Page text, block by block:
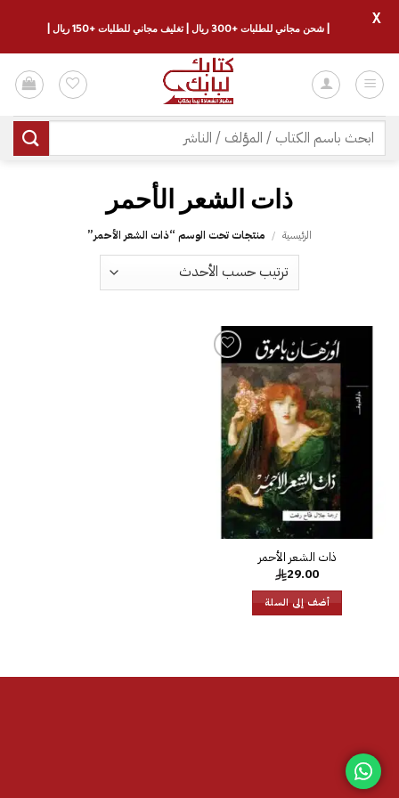
للمحتوى
البحث
عن:
ذات الشعر الأحمر
الرئيسية / منتجات تحت الوسم “ذات الشعر الأحمر”
إضافة
قائمة
الرغبات
ذات الشعر الأحمر
29.00
أضف إلى السلة
| شحن مجاني للطلبات +300 ريال | تغليف مجاني للطلبات +150 ريال |
X